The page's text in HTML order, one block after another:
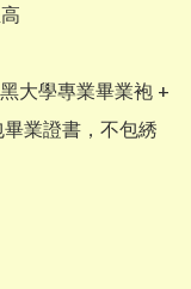
大學專業畢業袍 +
業證書，不包綉